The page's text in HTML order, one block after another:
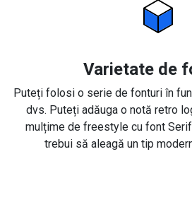
Varietate de
Puteți folosi o serie de fonturi în
dvs. Puteți adăuga o notă retro
mulțime de freestyle cu font
trebui să aleagă un tip